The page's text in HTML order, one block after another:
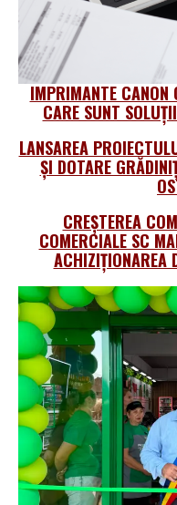
IMPRIMANTE CANON
CARE SUNT
LANSAREA
ȘI DOTARE
CREȘTEREA
COMERCIALE SC
ACHIZIȚIONAREA